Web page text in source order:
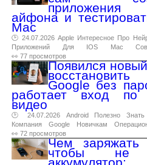
айфона и
Mac
🕑 24.07.2026 Apple Интересное Про
Приложений
Для IOS Mac
👀 77 просмотров
Появился
восстановить
Google без
работает вход по
видео
🕑 24.07.2026 Android Полезно Знать
Компания
Google Новичкам
👀 72 просмотров
Чем заряжать
чтобы не